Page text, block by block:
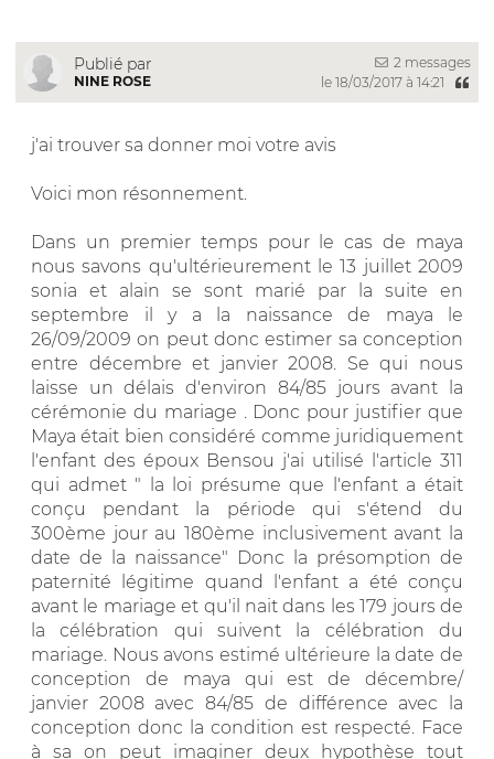
Publié par
NINE ROSE
2 messages
le 18/03/2017 à 14:21
j'ai trouver sa donner moi votre avis
Voici mon résonnement.
Dans un premier temps pour le cas de maya
nous savons qu'ultérieurement le 13 juillet 2009
sonia et alain se sont marié par la suite en
septembre il y a la naissance de maya le
26/09/2009 on peut donc estimer sa conception
entre décembre et janvier 2008. Se qui nous
laisse un délais d'environ 84/85 jours avant la
cérémonie du mariage . Donc pour justifier que
Maya était bien considéré comme juridiquement
l'enfant des époux Bensou j'ai utilisé l'article 311
qui admet " la loi présume que l'enfant a était
conçu pendant la période qui s'étend du
300ème jour au 180ème inclusivement avant la
date de la naissance" Donc la présomption de
paternité légitime quand l'enfant a été conçu
avant le mariage et qu'il nait dans les 179 jours de
la célébration qui suivent la célébration du
mariage. Nous avons estimé ultérieure la date de
conception de maya qui est de décembre/
janvier 2008 avec 84/85 de différence avec la
conception donc la condition est respecté. Face
à sa on peut imaginer deux hypothèse tout